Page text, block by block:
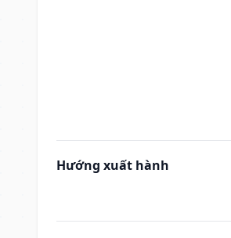
Hướng xuất hành